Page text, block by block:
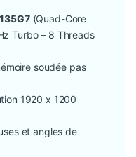
(Quad-Core
Turbo – 8 Threads
soudée pas
1920 x 1200
et angles de